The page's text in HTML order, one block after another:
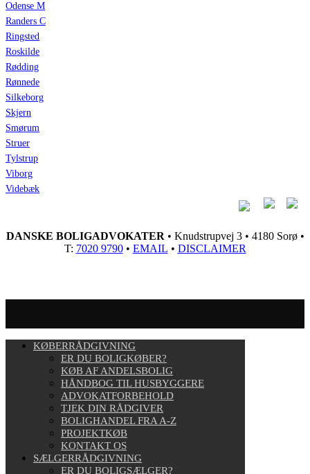
Odense M
Randers C
Ringsted
Roskilde
Rødding
Rønnede
Silkeborg
Skjern
Smørum
Struer
Tylstrup
Viborg
Videbæk
DANSKE BOLIGADVOKATER • Knudstrupvej 3 • 4180 Sorø •
T: 7020 9790• EMAIL • DISCLAIMER
KØBERRÅDGIVNING
ER DU BOLIGKØBER?
KØB AF ANDELSBOLIG
HÅNDBOG TIL HUSBYGGERE
ADVOKATFORBEHOLD
TJEK DIN RÅDGIVER
BOLIGHANDEL FRA A-Z
PROJEKTKØB
KONTAKT OS
SÆLGERRÅDGIVNING
ER DU BOLIGSÆLGER?